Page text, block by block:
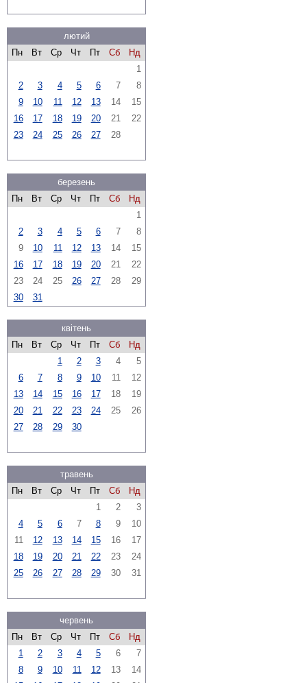
лютий
Пн
Вт Ср Чт Пт Сб
Нд
1
2
3 4 5 6 7
8
9
10 11 12 13 14
15
16
17 18 19 20 21
22
23
24 25 26 27 28
березень
Пн
Вт Ср Чт Пт Сб
Нд
1
2
3 4 5 6 7
8
9
10 11 12 13 14
15
16
17 18 19 20 21
22
23
24 25 26 27 28
29
30
31
квітень
Пн
Вт Ср Чт Пт Сб
Нд
1
2 3 4
5
6
7 8 9 10 11
12
13
14 15 16 17 18
19
20
21 22 23 24 25
26
27
28 29 30
травень
Пн
Вт Ср Чт Пт Сб
Нд
1
2
3
4
5 6 7 8 9
10
11
12 13 14 15 16
17
18
19 20 21 22 23
24
25
26 27 28 29 30 31
червень
Пн
Вт Ср Чт Пт Сб
Нд
1
2 3 4 5 6
7
8
9 10 11 12 13
14